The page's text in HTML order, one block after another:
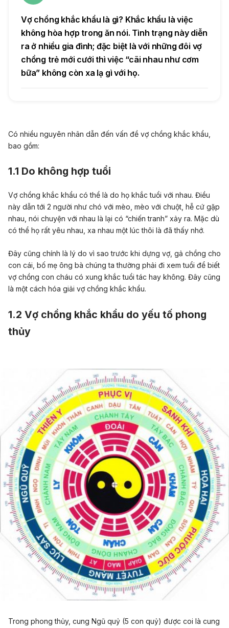
Vợ chồng khắc khẩu là gì? Khắc khẩu là việc
không hòa hợp trong ăn nói. Tình trạng này diễn
ra ở nhiều gia đình; đặc biệt là với những đôi vợ
chồng trẻ mới cưới thì việc “cãi nhau như cơm
bữa” không còn xa lạ gì với họ.
Có nhiều nguyên nhân dẫn đến vấn đề vợ chồng khắc khẩu,
bao gồm:
1.1 Do không hợp tuổi
Vợ chồng khắc khẩu có thể là do họ khắc tuổi với nhau. Điều
này dẫn tới 2 người như chó với mèo, mèo với chuột, hễ cứ gặp
nhau, nói chuyện với nhau là lại có “chiến tranh” xảy ra. Mặc dù
có thể họ rất yêu nhau, xa nhau một lúc thôi là đã thấy nhớ.
Đây cũng chính là lý do vì sao trước khi dựng vợ, gả chồng cho
con cái, bố mẹ ông bà chúng ta thường phải đi xem tuổi để biết
vợ chồng con cháu có xung khắc tuổi tác hay không. Đây cũng
là một cách hóa giải vợ chồng khắc khẩu.
1.2 Vợ chồng khắc khẩu do yếu tố phong
thủy
Trong phong thủy, cung Ngũ quỷ (5 con quỷ) được coi là cung